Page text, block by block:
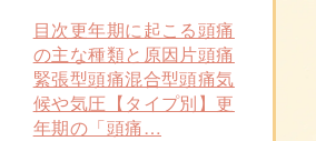
目次更年期に起こる頭痛
の主な種類と原因片頭痛
緊張型頭痛混合型頭痛気
候や気圧【タイプ別】更
年期の「頭痛…